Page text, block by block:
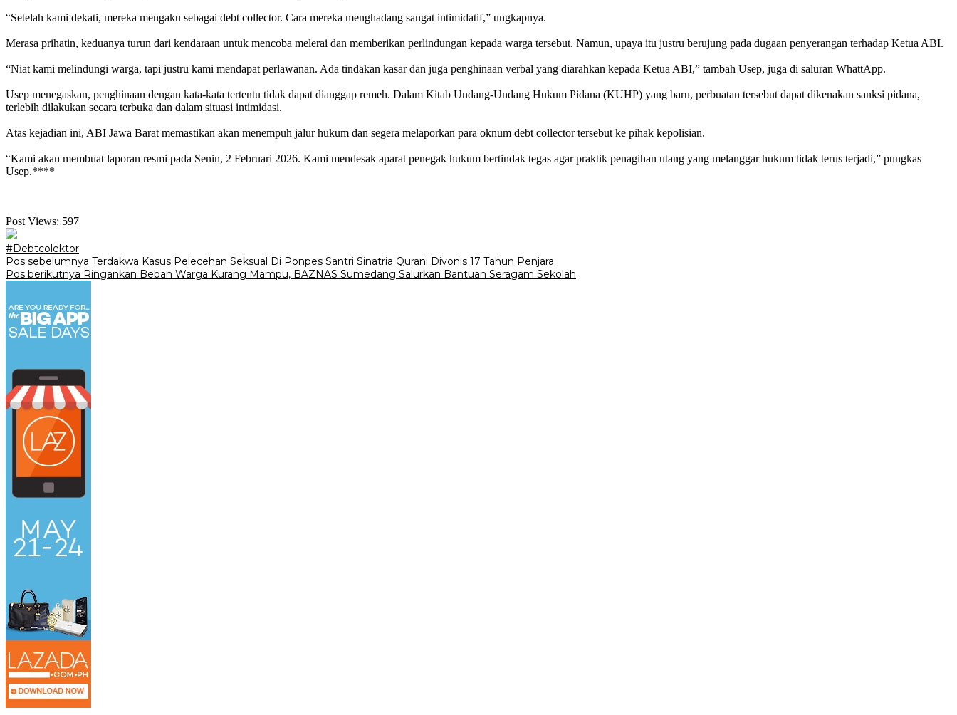
‎“Setelah kami dekati, mereka mengaku sebagai debt collector. Cara mereka menghadang sangat intimidatif,” ungkapnya.
‎Merasa prihatin, keduanya turun dari kendaraan untuk mencoba melerai dan memberikan perlindungan kepada warga tersebut. Namun, upaya itu justru berujung pada dugaan penyerangan terhadap Ketua ABI.
‎“Niat kami melindungi warga, tapi justru kami mendapat perlawanan. Ada tindakan kasar dan juga penghinaan verbal yang diarahkan kepada Ketua ABI,” tambah Usep, juga di saluran WhattApp.
‎Usep menegaskan, penghinaan dengan kata-kata tertentu tidak dapat dianggap remeh. Dalam Kitab Undang-Undang Hukum Pidana (KUHP) yang baru, perbuatan tersebut dapat dikenakan sanksi pidana,
terlebih dilakukan secara terbuka dan dalam situasi intimidasi.
‎Atas kejadian ini, ABI Jawa Barat memastikan akan menempuh jalur hukum dan segera melaporkan para oknum debt collector tersebut ke pihak kepolisian.
‎“Kami akan membuat laporan resmi pada Senin, 2 Februari 2026. Kami mendesak aparat penegak hukum bertindak tegas agar praktik penagihan utang yang melanggar hukum tidak terus terjadi,” pungkas
Usep.****
Post Views: 597
#Debtcolektor
Navigasi
pos
Pos sebelumnya Terdakwa Kasus Pelecehan Seksual Di Ponpes Santri Sinatria Qurani Divonis 17 Tahun Penjara
Pos berikutnya ‎Ringankan Beban Warga Kurang Mampu, BAZNAS Sumedang Salurkan Bantuan Seragam Sekolah